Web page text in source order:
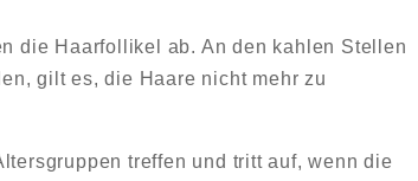
die Haarfollikel ab. An den kahlen Stellen
gilt es, die Haare nicht mehr zu
treffen und tritt auf, wenn die